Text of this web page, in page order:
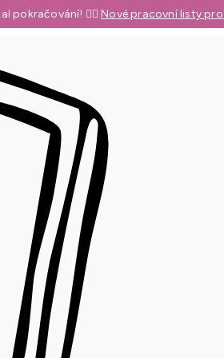
pokračování! 👉🏼Nové pracovní listy